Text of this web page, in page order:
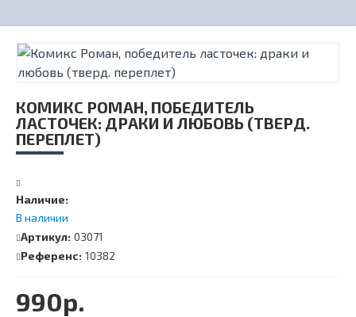
КОМИКС РОМАН, ПОБЕДИТЕЛЬ
ЛАСТОЧЕК: ДРАКИ И ЛЮБОВЬ (ТВЕРД.
ПЕРЕПЛЕТ)
Наличие:
В наличии
Артикул: 03071
Референс: 10382
990р.